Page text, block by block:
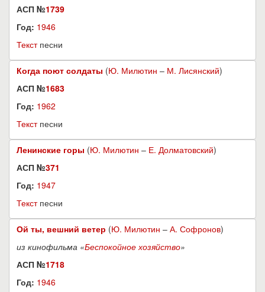
АСП №1739
Год: 1946
Текстпесни
Когда поют солдаты (Ю. Милютин – М. Лисянский)
АСП №1683
Год: 1962
Текстпесни
Ленинские горы (Ю. Милютин – Е. Долматовский)
АСП №371
Год: 1947
Текстпесни
Ой ты, вешний ветер (Ю. Милютин – А. Софронов)
из кинофильма «Беспокойное хозяйство»
АСП №1718
Год: 1946